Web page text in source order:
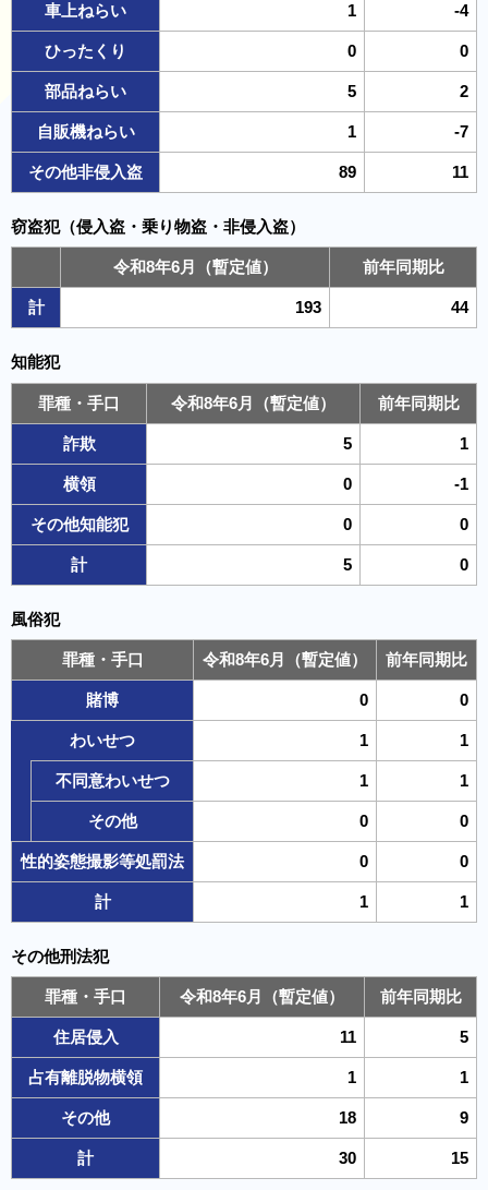
車上ねらい 1 -4
ひったくり 0 0
部品ねらい 5 2
自販機ねらい 1 -7
その他非侵入盗 89 11
窃盗犯（侵入盗・乗り物盗・非侵入盗）
令和8年6月（暫定値） 前年同期比
計 193 44
知能犯
罪種・手口 令和8年6月（暫定値） 前年同期比
詐欺 5 1
横領 0 -1
その他知能犯 0 0
計 5 0
風俗犯
罪種・手口 令和8年6月（暫定値） 前年同期比
賭博 0 0
わいせつ 1 1
不同意わいせつ 1 1
その他 0 0
性的姿態撮影等処罰法 0 0
計 1 1
その他刑法犯
罪種・手口 令和8年6月（暫定値） 前年同期比
住居侵入 11 5
占有離脱物横領 1 1
その他 18 9
計 30 15